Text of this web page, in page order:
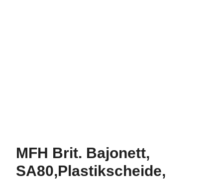
MFH Brit. Bajonett,
SA80,Plastikscheide,